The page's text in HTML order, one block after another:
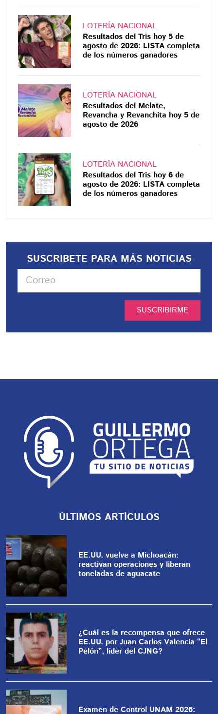
LOTERÍA NACIONAL
Resultados del Tris hoy 5 de
agosto de 2026: LISTA completa
de los números ganadores
LOTERÍA NACIONAL
Resultados del Melate,
Revancha y Revanchita hoy 5 de
agosto de 2026
LOTERÍA NACIONAL
Resultados del Tris hoy 6 de
agosto de 2026: LISTA completa
de los números ganadores
SUSCRIBETE PARA MÁS NOTICIAS
SUSCRIBIRME
ÚLTIMOS ARTÍCULOS
EE.UU. vuelve a Michoacán:
reactivan operaciones y liberan
toneladas de aguacate
¿Cuál es la recompensa que ofrece
EE.UU. por Juan Carlos Valencia “El
Pelón”, líder del CJNG?
Examen de Control UNAM 2026: